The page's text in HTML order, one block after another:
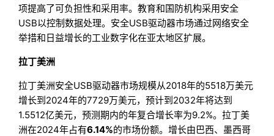
项提高了可负担性和采用率。教育和国防机构采用安全
USB以控制数据处理。安全USB驱动器市场通过网络安全
举措和日益增长的工业数字化在亚太地区扩展。
拉丁美洲
拉丁美洲安全USB驱动器市场规模从2018年的5518万美元
增长到2024年的7729万美元，预计到2032年将达到
1.5512亿美元，预测期内的年复合增长率为9.2%。拉丁美
洲在2024年占有6.14%的市场份额。增长由巴西、墨西哥